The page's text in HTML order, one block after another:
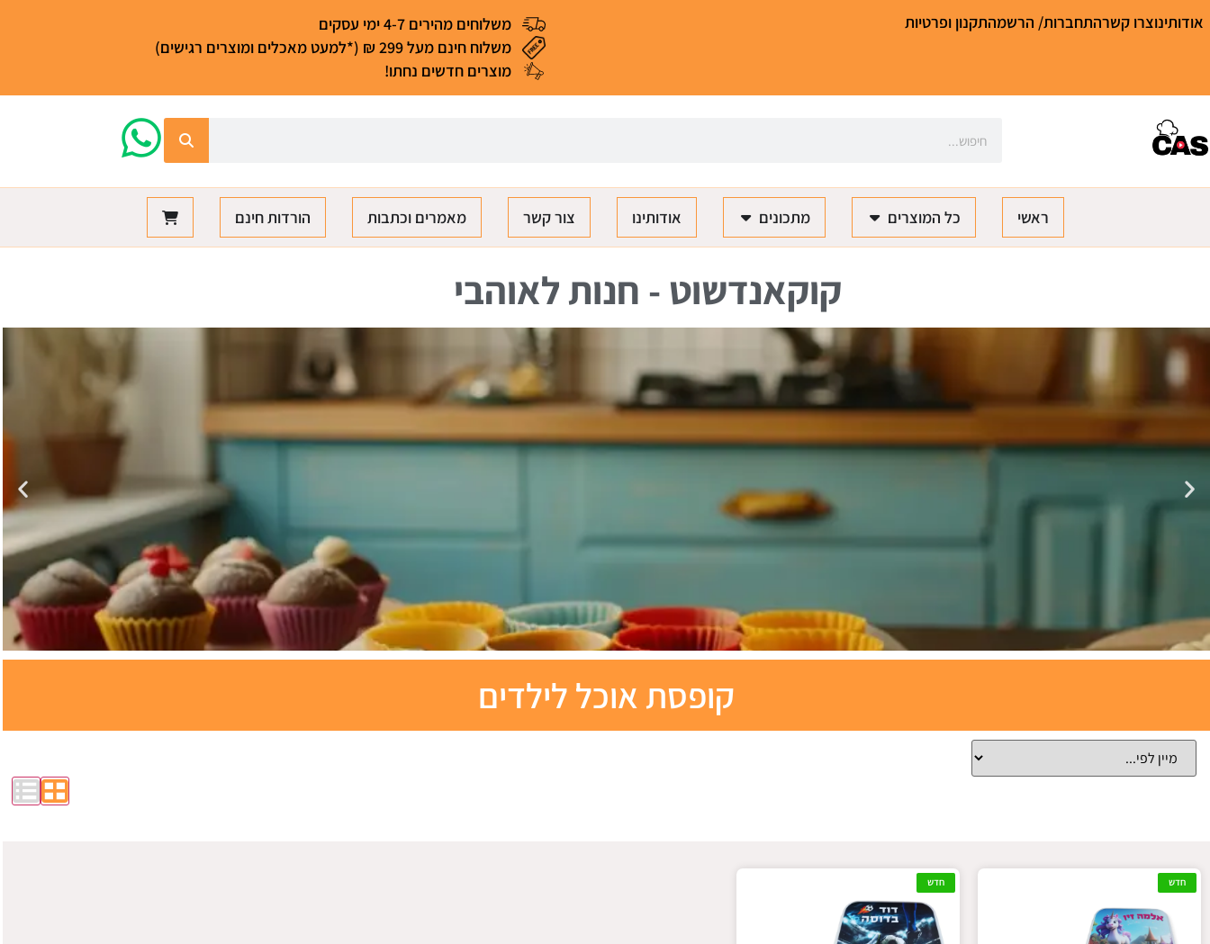
אודותינוצרו קשרהתחברות/ הרשמהתקנון ופרטיות
משלוחים מהירים 4-7 ימי עסקים
משלוח חינם מעל 299 ₪ (*למעט מאכלים ומוצרים רגישים)
מוצרים חדשים נחתו!
ראשי כל המוצרים מתכונים אודותינו צור קשר מאמרים וכתבות הורדות חינם
קוקאנדשוט - חנות לאוהבי
תבניות
אפייה
לחצו כאן
קופסת אוכל לילדים
חדש חדש